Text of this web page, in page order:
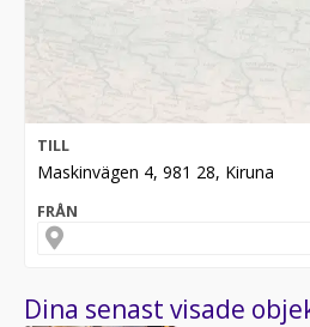
TILL
Maskinvägen 4, 981 28, Kiruna
FRÅN
Dina senast visade